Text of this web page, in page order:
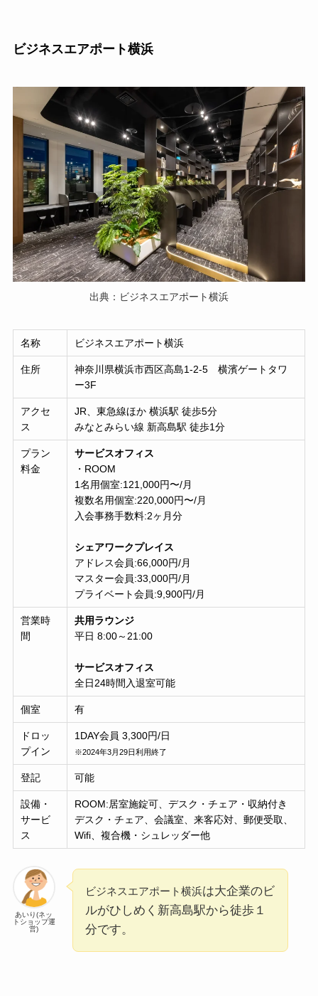
ビジネスエアポート横浜
出典：ビジネスエアポート横浜
名称 ビジネスエアポート横浜
住所
神奈川県横浜市西区高島1-2-5 横濱ゲートタワ
ー3F
アクセ
ス
JR、東急線ほか 横浜駅 徒歩5分
みなとみらい線 新高島駅 徒歩1分
プラン
料金
サービスオフィス
・ROOM
1名用個室:121,000円〜/月
複数名用個室:220,000円〜/月
入会事務手数料:2ヶ月分
シェアワークプレイス
アドレス会員:66,000円/月
マスター会員:33,000円/月
プライベート会員:9,900円/月
営業時
間
共用ラウンジ
平日 8:00～21:00
サービスオフィス
全日24時間入退室可能
個室 有
ドロッ
プイン
1DAY会員 3,300円/日
※2024年3月29日利用終了
登記 可能
設備・
サービ
ス
ROOM:居室施錠可、デスク・チェア・収納付き
デスク・チェア、会議室、来客応対、郵便受取、
Wifi、複合機・シュレッダー他
あいり(ネッ
トショップ運
営)
ビジネスエアポート横浜は大企業のビ
ルがひしめく新高島駅から徒歩１
分です。